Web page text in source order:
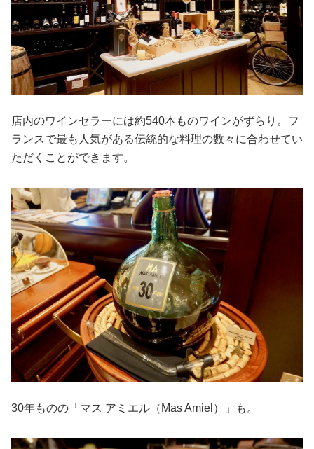
店内のワインセラーには約540本ものワインがずらり。フ
ランスで最も人気がある伝統的な料理の数々に合わせてい
ただくことができます。
30年ものの「マス アミエル（Mas Amiel）」も。